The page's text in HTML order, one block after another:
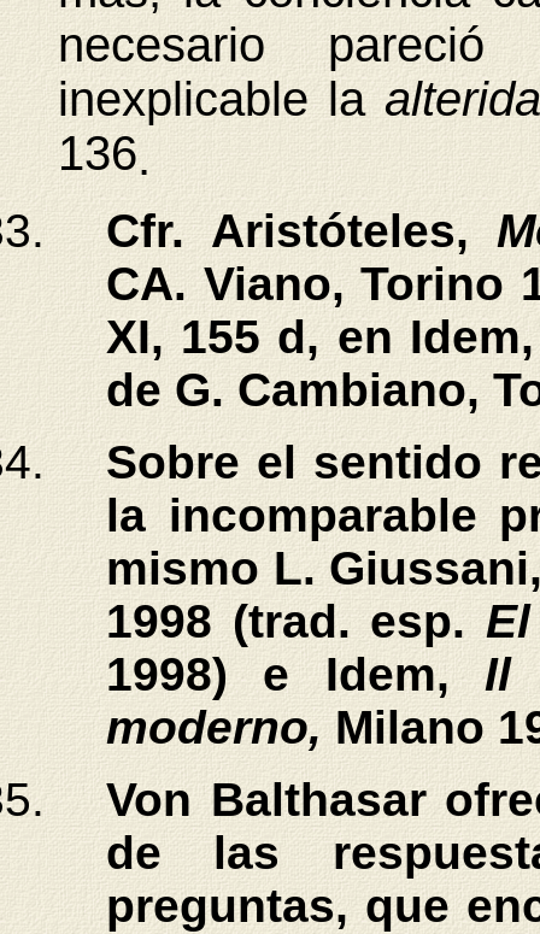
necesario
inexplicable la
136.
Cfr. Aristóteles,
CA. Viano, Torino
XI, 155 d, en
de G. Cambiano,
Sobre el sentido
la incomparable
mismo L.
1998 (trad. esp.
1998) e Idem,Il
moderno, Milano
Von Balthasar
de las
preguntas, que